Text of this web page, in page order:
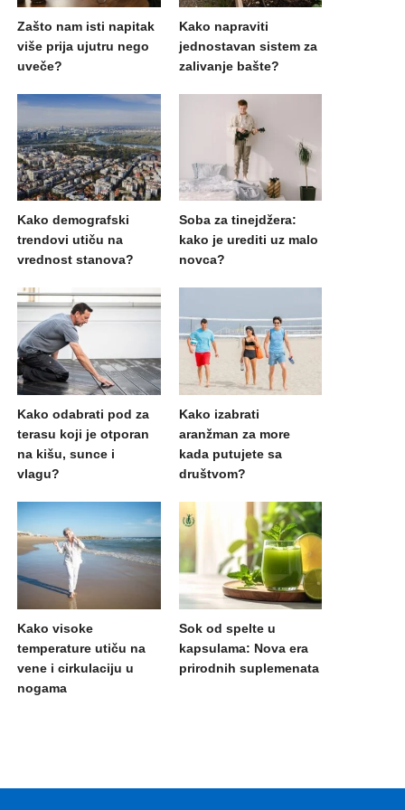
Zašto nam isti napitak
više prija ujutru nego
uveče?
Kako napraviti
jednostavan sistem za
zalivanje bašte?
Kako demografski
trendovi utiču na
vrednost stanova?
Soba za tinejdžera:
kako je urediti uz malo
novca?
Kako odabrati pod za
terasu koji je otporan
na kišu, sunce i
vlagu?
Kako izabrati
aranžman za more
kada putujete sa
društvom?
Kako visoke
temperature utiču na
vene i cirkulaciju u
nogama
Sok od spelte u
kapsulama: Nova era
prirodnih suplemenata